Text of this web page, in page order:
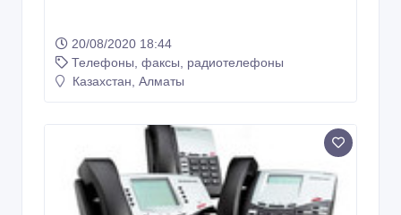
20/08/2020 18:44
Телефоны, факсы, радиотелефоны
Казахстан, Алматы